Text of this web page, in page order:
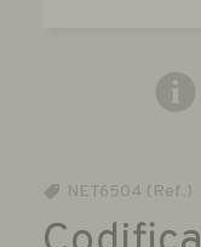
NET6504 (Ref.)